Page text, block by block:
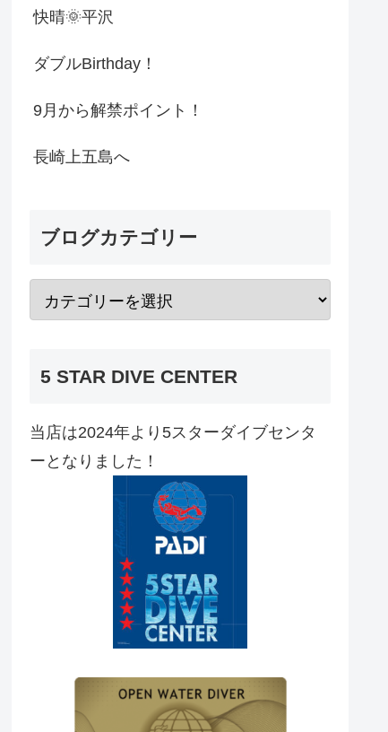
快晴🌞平沢
ダブルBirthday！
9月から解禁ポイント！
長崎上五島へ
ブログカテゴリー
5 STAR DIVE CENTER
当店は2024年より5スターダイブセンタ
ーとなりました！